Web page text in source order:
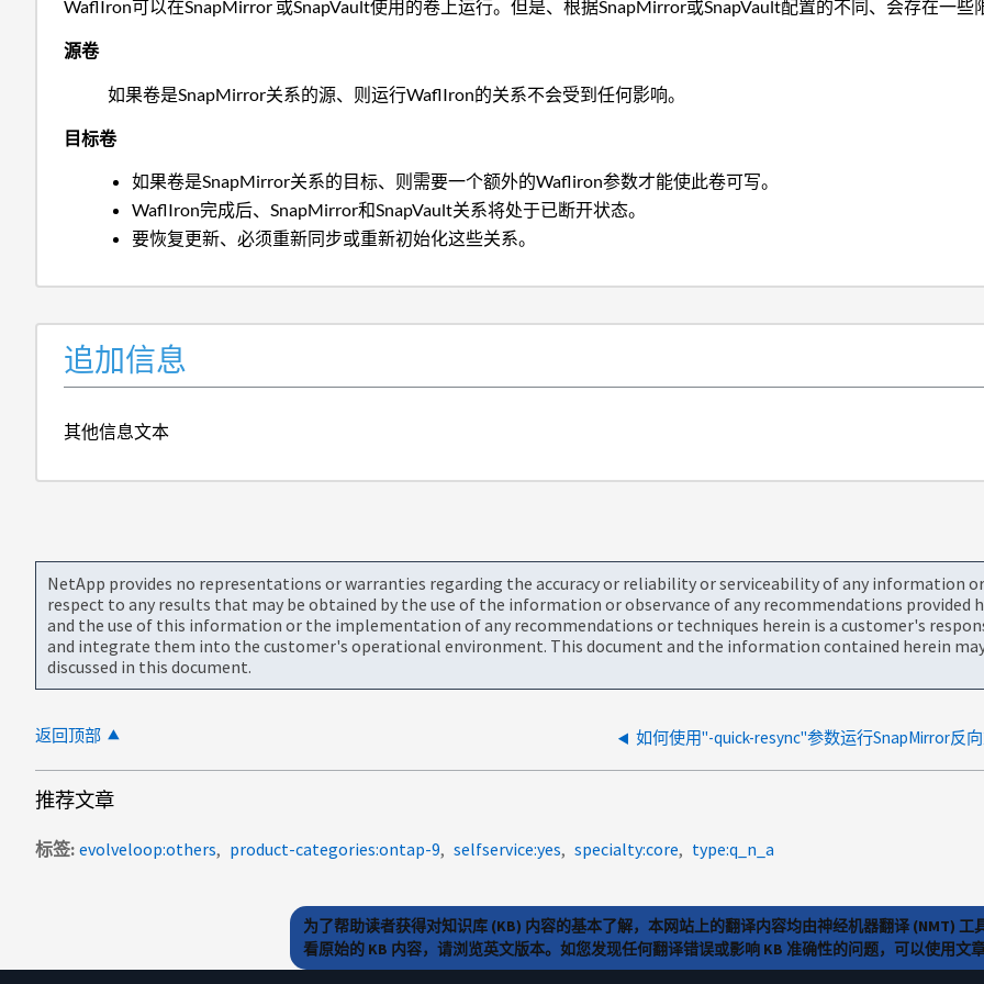
WaflIron可以在SnapMirror 或SnapVault使用的卷上运行。但是、根据SnapMirror或SnapVault配置的不同、会存在一些
源卷
如果卷是SnapMirror关系的源、则运行WaflIron的关系不会受到任何影响。
目标卷
如果卷是SnapMirror关系的目标、则需要一个额外的Wafliron参数才能使此卷可写。
WaflIron完成后、SnapMirror和SnapVault关系将处于已断开状态。
要恢复更新、必须重新同步或重新初始化这些关系。
追加信息
其他信息文本
NetApp provides no representations or warranties regarding the accuracy or reliability or serviceability of any information
respect to any results that may be obtained by the use of the information or observance of any recommendations
and the use of this information or the implementation of any recommendations or techniques herein is a customer's
and integrate them into the customer's operational environment. This document and the information contained herein
discussed in this document.
返回顶部 如何使用"-quick-resync"参数运行SnapMirror反
推荐文章
标签 evolveloop:others product-categories:ontap-9 selfservice:yes specialty:core type:q_n_a
为了帮助读者获得对知识库 (KB) 内容的基本了解，本网站上的翻译内容均由神经机器翻译 (NMT)
看原始的 KB 内容，请浏览英文版本。如您发现任何翻译错误或影响 KB 准确性的问题，可以使用文